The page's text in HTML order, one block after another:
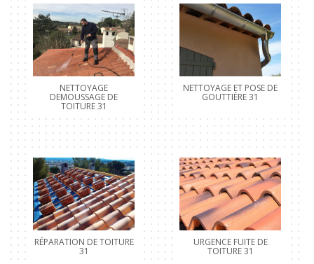
NETTOYAGE
DEMOUSSAGE DE
TOITURE 31
NETTOYAGE ET POSE DE
GOUTTIÈRE 31
RÉPARATION DE TOITURE
31
URGENCE FUITE DE
TOITURE 31